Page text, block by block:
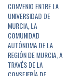
CONVENIO ENTRE LA
UNIVERSIDAD DE
MURCIA, LA
COMUNIDAD
AUTÓNOMA DE LA
REGIÓN DE MURCIA, A
TRAVÉS DE LA